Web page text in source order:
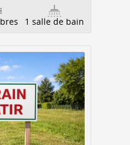
1 salle de bain